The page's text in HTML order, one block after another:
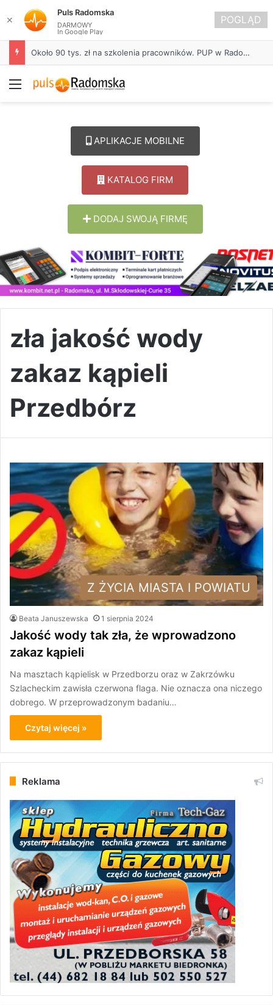
Około 90 tys. zł na szkolenia pracowników. PUP w Radomsku ogłasza nabór wniosków
Menu
APLIKACJE MOBILNE
KATALOG FIRM
DODAJ SWOJĄ FIRMĘ
zła jakość wody
zakaz kąpieli
Przedbórz
Z ŻYCIA MIASTA I POWIATU
Beata Januszewska 1 sierpnia 2024
Jakość wody tak zła, że wprowadzono
zakaz kąpieli
Na masztach kąpielisk w Przedborzu oraz w Zakrzówku
Szlacheckim zawisła czerwona flaga. Nie oznacza ona niczego
dobrego. W przeprowadzonym badaniu…
Czytaj więcej »
Reklama
✕
Puls Radomska
DARMOWY
In Google Play
POGLĄD